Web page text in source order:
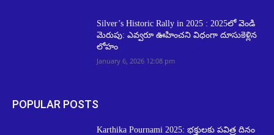
Silver’s Historic Rally in 2025 : 2025లో వెండి
మెరుపు: ఎవ్వరూ ఊహించని విధంగా దూసుకెళ్లిన
లోహం
January 6, 2026 12:08 pm
POPULAR POSTS
Karthika Pournami 2025: భక్తులకు పవిత్ర దినం